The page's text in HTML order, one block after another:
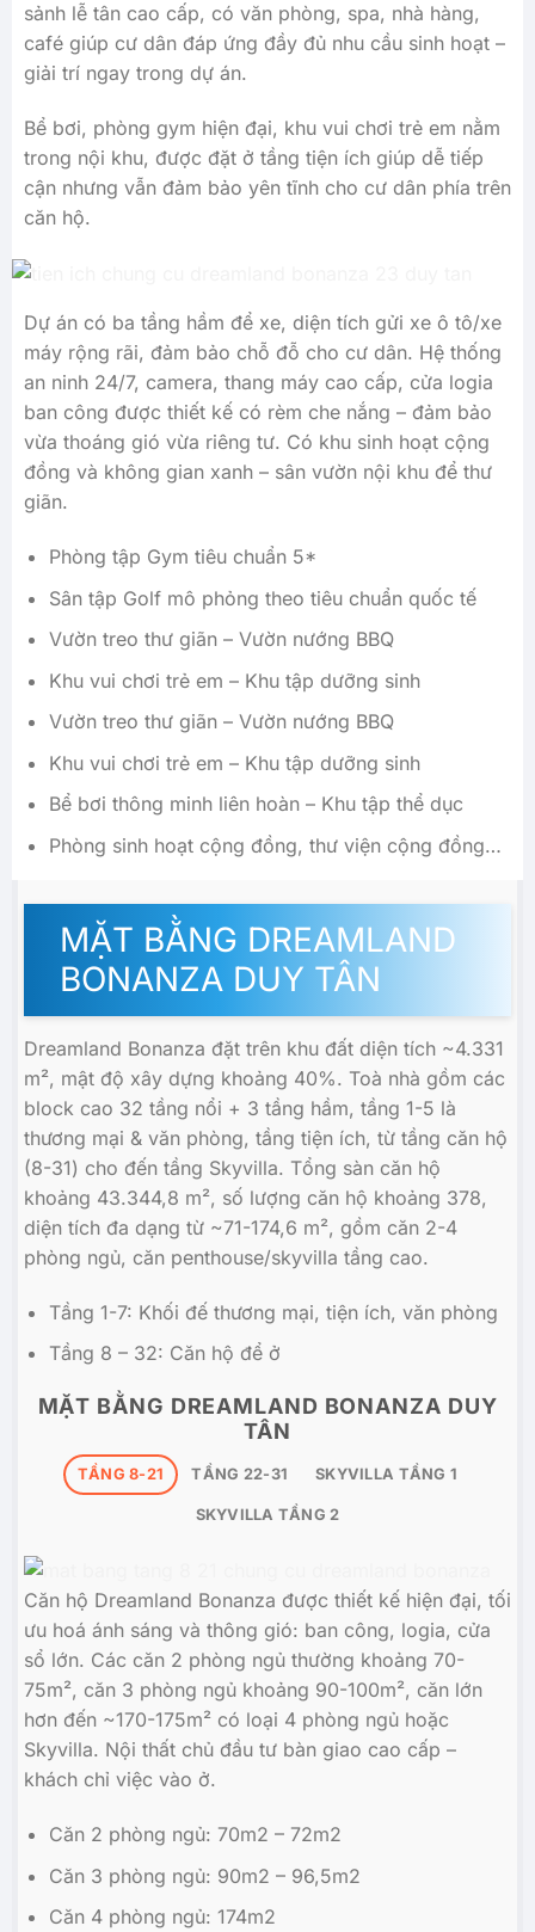
sảnh lễ tân cao cấp, có văn phòng, spa, nhà hàng,
café giúp cư dân đáp ứng đầy đủ nhu cầu sinh hoạt –
giải trí ngay trong dự án.
Bể bơi, phòng gym hiện đại, khu vui chơi trẻ em nằm
trong nội khu, được đặt ở tầng tiện ích giúp dễ tiếp
cận nhưng vẫn đảm bảo yên tĩnh cho cư dân phía trên
căn hộ.
Dự án có ba tầng hầm để xe, diện tích gửi xe ô tô/xe
máy rộng rãi, đảm bảo chỗ đỗ cho cư dân. Hệ thống
an ninh 24/7, camera, thang máy cao cấp, cửa logia
ban công được thiết kế có rèm che nắng – đảm bảo
vừa thoáng gió vừa riêng tư. Có khu sinh hoạt cộng
đồng và không gian xanh – sân vườn nội khu để thư
giãn.
Phòng tập Gym tiêu chuẩn 5*
Sân tập Golf mô phỏng theo tiêu chuẩn quốc tế
Vườn treo thư giãn – Vườn nướng BBQ
Khu vui chơi trẻ em – Khu tập dưỡng sinh
Vườn treo thư giãn – Vườn nướng BBQ
Khu vui chơi trẻ em – Khu tập dưỡng sinh
Bể bơi thông minh liên hoàn – Khu tập thể dục
Phòng sinh hoạt cộng đồng, thư viện cộng đồng…
MẶT BẰNG DREAMLAND
BONANZA DUY TÂN
Dreamland Bonanza đặt trên khu đất diện tích ~4.331
m², mật độ xây dựng khoảng 40%. Toà nhà gồm các
block cao 32 tầng nổi + 3 tầng hầm, tầng 1-5 là
thương mại & văn phòng, tầng tiện ích, từ tầng căn hộ
(8-31) cho đến tầng Skyvilla. Tổng sàn căn hộ
khoảng 43.344,8 m², số lượng căn hộ khoảng 378,
diện tích đa dạng từ ~71-174,6 m², gồm căn 2-4
phòng ngủ, căn penthouse/skyvilla tầng cao.
Tầng 1-7: Khối đế thương mại, tiện ích, văn phòng
Tầng 8 – 32: Căn hộ để ở
MẶT BẰNG DREAMLAND BONANZA DUY
TÂN
TẦNG 8-21 TẦNG 22-31 SKYVILLA TẦNG 1
SKYVILLA TẦNG 2
Căn hộ Dreamland Bonanza được thiết kế hiện đại, tối
ưu hoá ánh sáng và thông gió: ban công, logia, cửa
sổ lớn. Các căn 2 phòng ngủ thường khoảng 70-
75m², căn 3 phòng ngủ khoảng 90-100m², căn lớn
hơn đến ~170-175m² có loại 4 phòng ngủ hoặc
Skyvilla. Nội thất chủ đầu tư bàn giao cao cấp –
khách chỉ việc vào ở.
Căn 2 phòng ngủ: 70m2 – 72m2
Căn 3 phòng ngủ: 90m2 – 96,5m2
Căn 4 phòng ngủ: 174m2